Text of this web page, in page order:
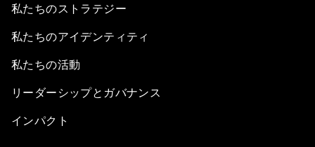
私たちのストラテジー
私たちのアイデンティティ
私たちの活動
リーダーシップとガバナンス
インパクト